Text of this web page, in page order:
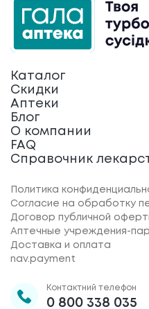
Каталог
Скидки
Аптеки
Блог
О компании
FAQ
Справочник
Политика
Согласие на обработку
Договор публичной
Аптечные учреждения-
Доставка и оплата
nav.payment
Контактний телефон
0 800 338 035